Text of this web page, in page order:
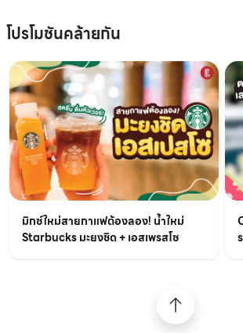
โปรโมชันคล้ายกัน
มิกซ์ใหม่สายกาแฟต้องลอง! น้ำใหม่
Starbucks มะยงชิด + เอสเพรสโซ